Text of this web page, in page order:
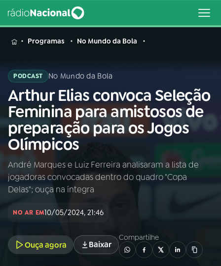
MENU
Buscar
na
Rádio
Nacional
Buscar
01INÍCIO
02A RÁDIO
03PROGRAMAÇÃO
Programas No Mundo da Bola
PODCAST No Mundo da Bola
Arthur Elias convoca Seleção
Feminina para amistosos de
preparação para os Jogos
Olímpicos
André Marques e Luiz Ferreira analisaram a lista de
jogadoras convocadas dentro do quadro "Copa
Delas"; ouça na íntegra
NO AR EM10/05/2024, 21:46
Ouça agora Baixar
Compartilhe